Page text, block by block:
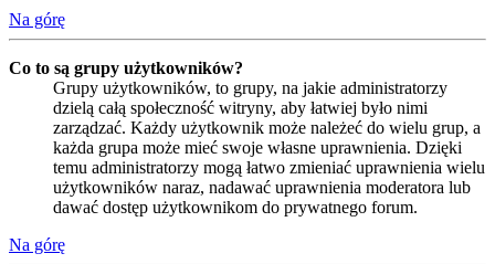
Na górę
Co to są grupy użytkowników?
Grupy użytkowników, to grupy, na jakie administratorzy
dzielą całą społeczność witryny, aby łatwiej było nimi
zarządzać. Każdy użytkownik może należeć do wielu grup, a
każda grupa może mieć swoje własne uprawnienia. Dzięki
temu administratorzy mogą łatwo zmieniać uprawnienia wielu
użytkowników naraz, nadawać uprawnienia moderatora lub
dawać dostęp użytkownikom do prywatnego forum.
Na górę